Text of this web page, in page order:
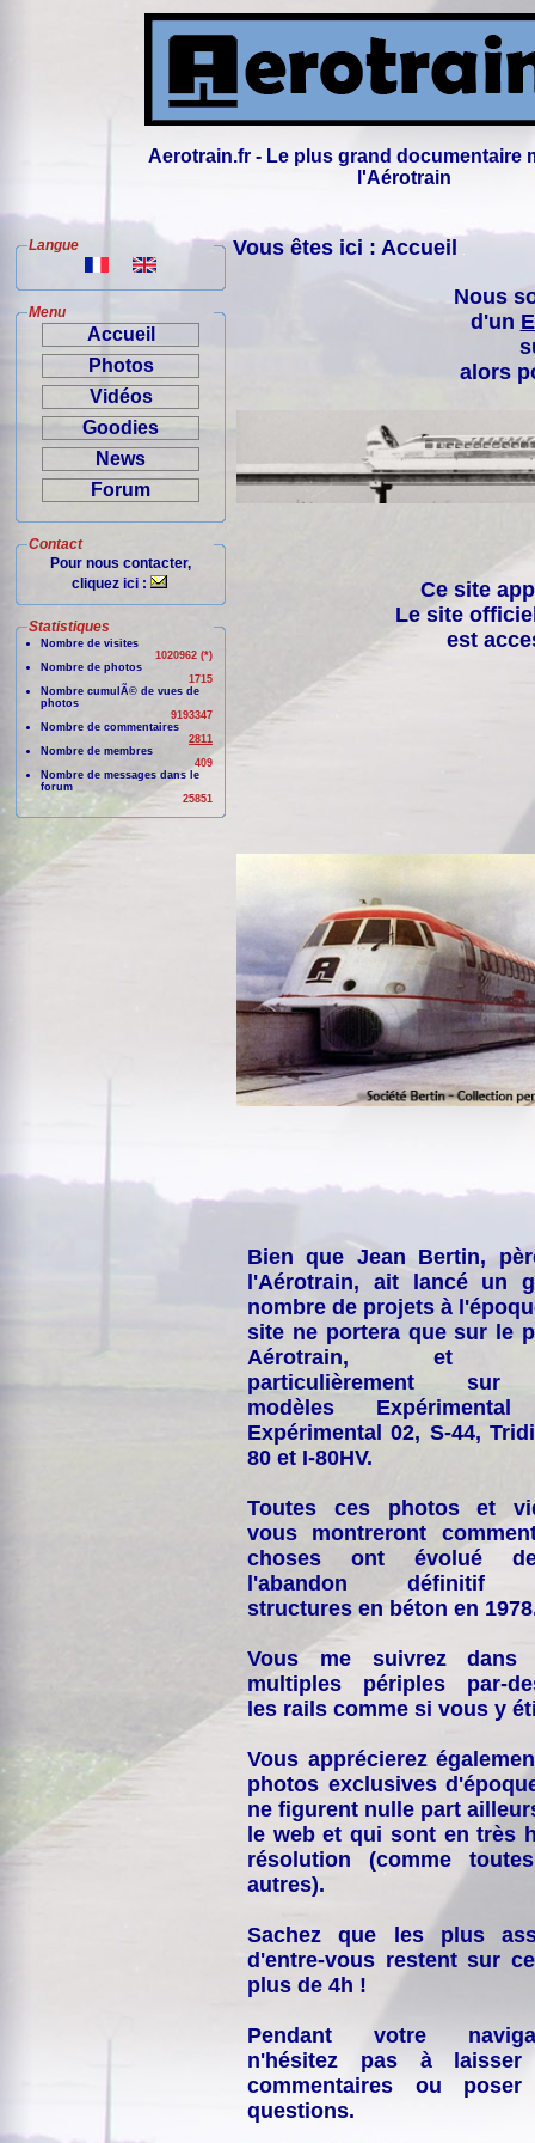
Aerotrain.fr - Le plus grand documentaire
l'Aérotrain
Langue
Menu
Accueil
Photos
Vidéos
Goodies
News
Forum
Contact
Pour nous contacter,
cliquez ici :
Statistiques
Nombre de visites
1020962 (*)
Nombre de photos
1715
Nombre cumulÃ© de vues de
photos
9193347
Nombre de commentaires
2811
Nombre de membres
409
Nombre de messages dans le
forum
25851
Vous êtes ici : Accueil
Nous
d'un
alors
Ce site
Le site
est
Bien que Jean Bertin,
l'Aérotrain, ait lancé un
nombre de projets à
site ne portera que sur le
Aérotrain, et
particulièrement
modèles
Expérimental 02, S-44,
80 et I-80HV.
Toutes ces photos et
vous montreront
choses ont évolué
l'abandon définitif
structures en béton en
Vous me suivrez dans
multiples périples par-
les rails comme si vous y
Vous apprécierez
photos exclusives
ne figurent nulle part
le web et qui sont en très
résolution (comme
autres).
Sachez que les plus
d'entre-vous restent sur
plus de 4h !
Pendant votre
n'hésitez pas à laisser
commentaires ou
questions.